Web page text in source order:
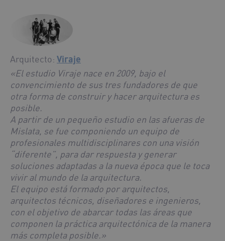
Arquitecto:Viraje
«El estudio Viraje nace en 2009, bajo el
convencimiento de sus tres fundadores de que
otra forma de construir y hacer arquitectura es
posible.
A partir de un pequeño estudio en las afueras de
Mislata, se fue componiendo un equipo de
profesionales multidisciplinares con una visión
“diferente”, para dar respuesta y generar
soluciones adaptadas a la nueva época que le toca
vivir al mundo de la arquitectura.
El equipo está formado por arquitectos,
arquitectos técnicos, diseñadores e ingenieros,
con el objetivo de abarcar todas las áreas que
componen la práctica arquitectónica de la manera
más completa posible.»